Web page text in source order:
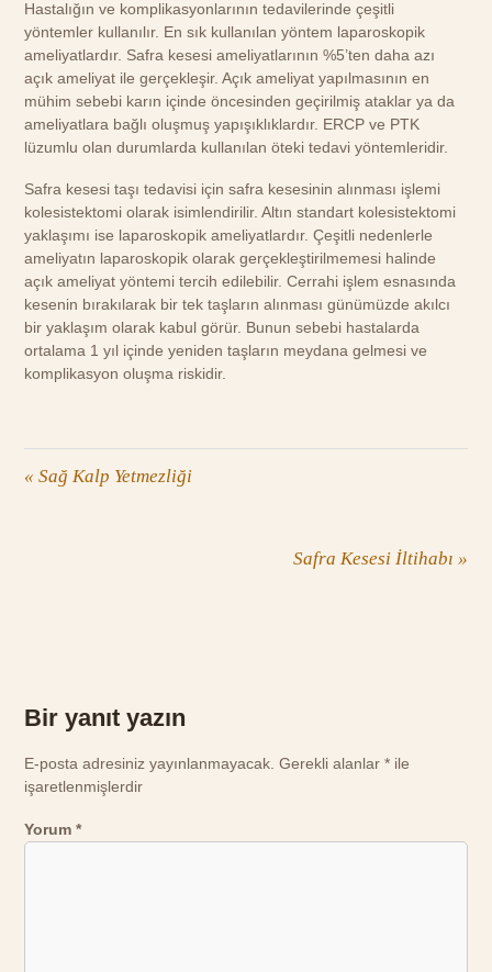
Hastalığın ve komplikasyonlarının tedavilerinde çeşitli
yöntemler kullanılır. En sık kullanılan yöntem laparoskopik
ameliyatlardır. Safra kesesi ameliyatlarının %5’ten daha azı
açık ameliyat ile gerçekleşir. Açık ameliyat yapılmasının en
mühim sebebi karın içinde öncesinden geçirilmiş ataklar ya da
ameliyatlara bağlı oluşmuş yapışıklıklardır. ERCP ve PTK
lüzumlu olan durumlarda kullanılan öteki tedavi yöntemleridir.
Safra kesesi taşı tedavisi için safra kesesinin alınması işlemi
kolesistektomi olarak isimlendirilir. Altın standart kolesistektomi
yaklaşımı ise laparoskopik ameliyatlardır. Çeşitli nedenlerle
ameliyatın laparoskopik olarak gerçekleştirilmemesi halinde
açık ameliyat yöntemi tercih edilebilir. Cerrahi işlem esnasında
kesenin bırakılarak bir tek taşların alınması günümüzde akılcı
bir yaklaşım olarak kabul görür. Bunun sebebi hastalarda
ortalama 1 yıl içinde yeniden taşların meydana gelmesi ve
komplikasyon oluşma riskidir.
« Sağ Kalp Yetmezliği
Safra Kesesi İltihabı »
Bir yanıt yazın
E-posta adresiniz yayınlanmayacak. Gerekli alanlar* ile
işaretlenmişlerdir
Yorum*